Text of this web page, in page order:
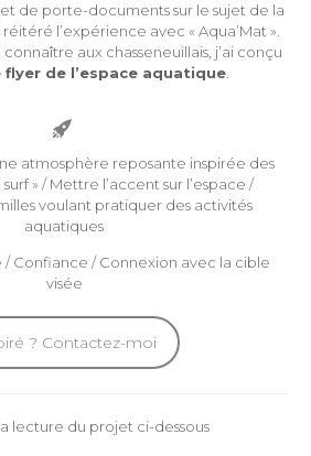
de porte-documents sur le sujet de la
réitéré l’expérience avec « Aqua’Mat ».
aux chasseneuillais, j’ai conçu
flyer de l’espace aquatique


atmosphère reposante inspirée des
» / Mettre l’accent sur l’espace /
voulant pratiquer des activités
aquatiques
/ Confiance / Connexion avec la cible
visée
? Contactez-moi
lecture du projet ci-dessous